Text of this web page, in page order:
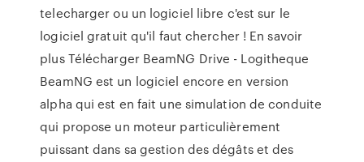
telecharger ou un logiciel libre c'est sur le
logiciel gratuit qu'il faut chercher ! En savoir
plus Télécharger BeamNG Drive - Logitheque
BeamNG est un logiciel encore en version
alpha qui est en fait une simulation de conduite
qui propose un moteur particulièrement
puissant dans sa gestion des dégâts et des